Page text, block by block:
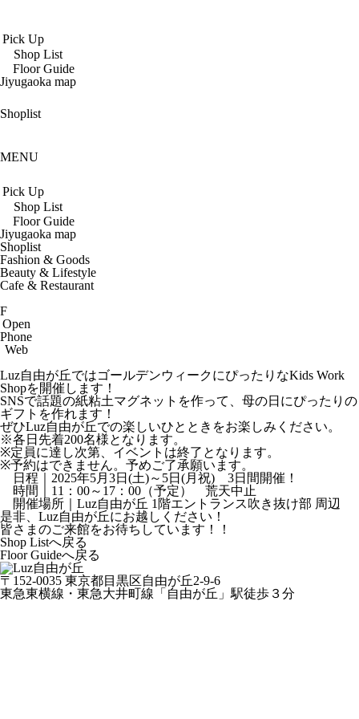
Pick Up
Shop List
Floor Guide
Jiyugaoka map
Shoplist
MENU
Pick Up
Shop List
Floor Guide
Jiyugaoka map
Shoplist
Fashion & Goods
Beauty & Lifestyle
Cafe & Restaurant
F
Open
Phone
Web
Luz自由が丘ではゴールデンウィークにぴったりなKids Work
Shopを開催します！
SNSで話題の紙粘土マグネットを作って、母の日にぴったりの
ギフトを作れます！
ぜひLuz自由が丘での楽しいひとときをお楽しみください。
※各日先着200名様となります。
※定員に達し次第、イベントは終了となります。
※予約はできません。予めご了承願います。
日程｜2025年5月3日(土)～5日(月祝) 3日間開催！
時間｜11：00～17：00（予定） 荒天中止
開催場所｜Luz自由が丘 1階エントランス吹き抜け部 周辺
是非、Luz自由が丘にお越しください！
皆さまのご来館をお待ちしています！！
Shop Listへ戻る
Floor Guideへ戻る
〒152-0035 東京都目黒区自由が丘2-9-6
東急東横線・東急大井町線「自由が丘」駅徒歩３分